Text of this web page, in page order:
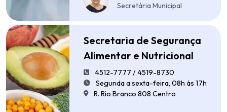
Secretária Municipal
Secretaria de Segurança
Alimentar e Nutricional
4512-7777 / 4519-8730
Segunda a sexta-feira, 08h às 17h
R. Rio Branco 808 Centro